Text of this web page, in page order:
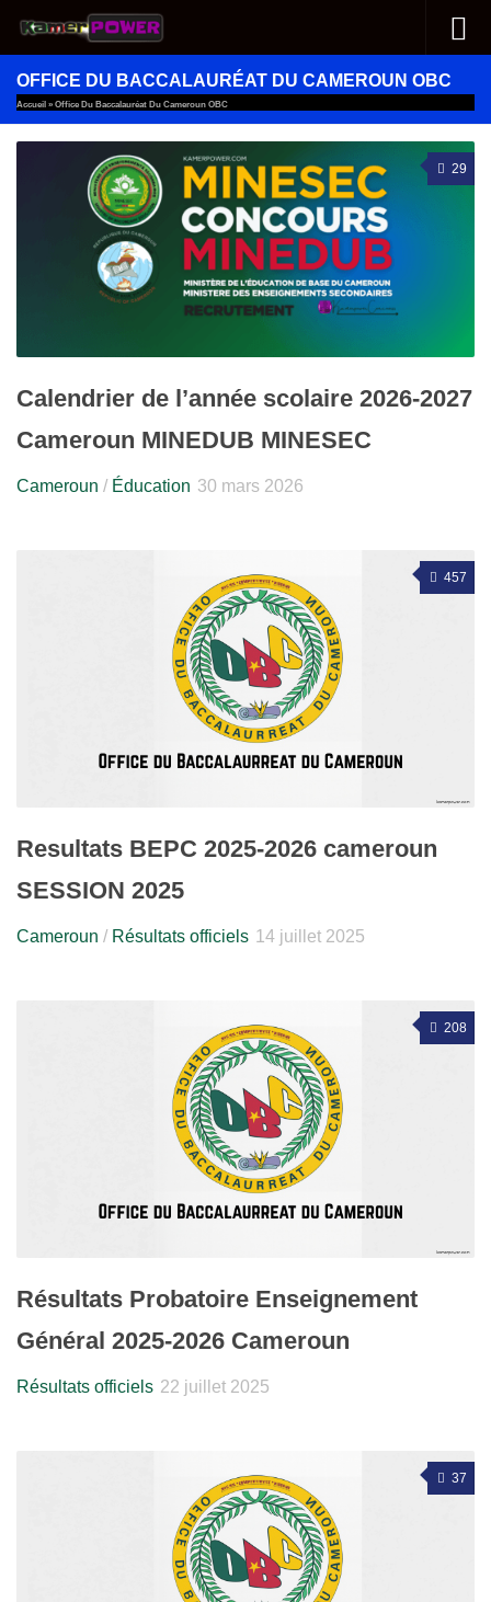
Au dessous du contenu
OFFICE DU BACCALAURÉAT DU CAMEROUN OBC
Accueil » Office Du Baccalauréat Du Cameroun OBC
29
Calendrier de l’année scolaire 2026-2027
Cameroun MINEDUB MINESEC
Cameroun / Éducation 30 mars 2026
457
Resultats BEPC 2025-2026 cameroun
SESSION 2025
Cameroun / Résultats officiels 14 juillet 2025
208
Résultats Probatoire Enseignement
Général 2025-2026 Cameroun
Résultats officiels 22 juillet 2025
37